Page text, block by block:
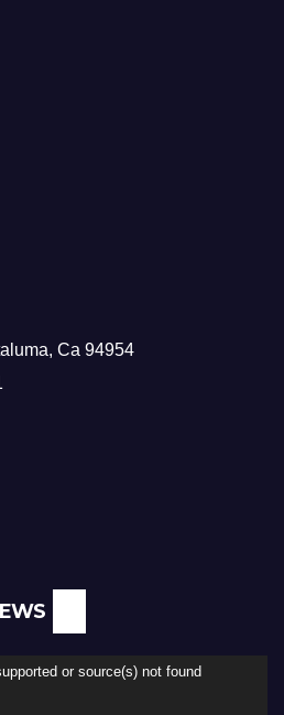
Ca 94954
or source(s) not found